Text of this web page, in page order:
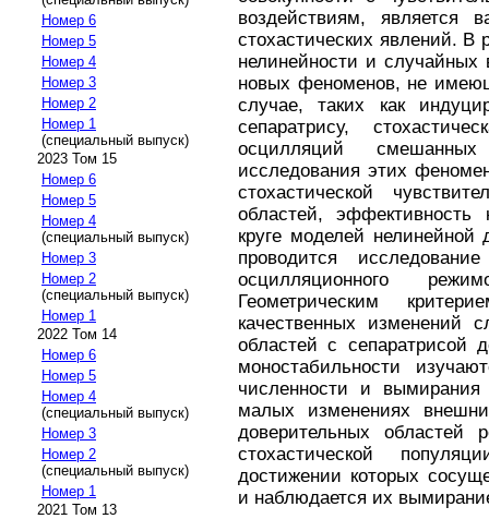
Номер 6
Номер 5
Номер 4
Номер 3
Номер 2
Номер 1
(специальный выпуск)
2023 Том 15
Номер 6
Номер 5
Номер 4
(специальный выпуск)
Номер 3
Номер 2
(специальный выпуск)
Номер 1
2022 Том 14
Номер 6
Номер 5
Номер 4
(специальный выпуск)
Номер 3
Номер 2
(специальный выпуск)
Номер 1
2021 Том 13
воздействиям, является
стохастических явлений. В
нелинейности и
новых феноменов, не
случае, таких как
сепаратрису,
осцилляций
исследования этих
стохастической
областей,
круге моделей
проводится
осцилляционного
Геометрическим
качественных изменений
областей с сепаратрисой
моностабильности
численности и
малых изменениях
доверительных областей
стохастической
достижении которых
и наблюдается их